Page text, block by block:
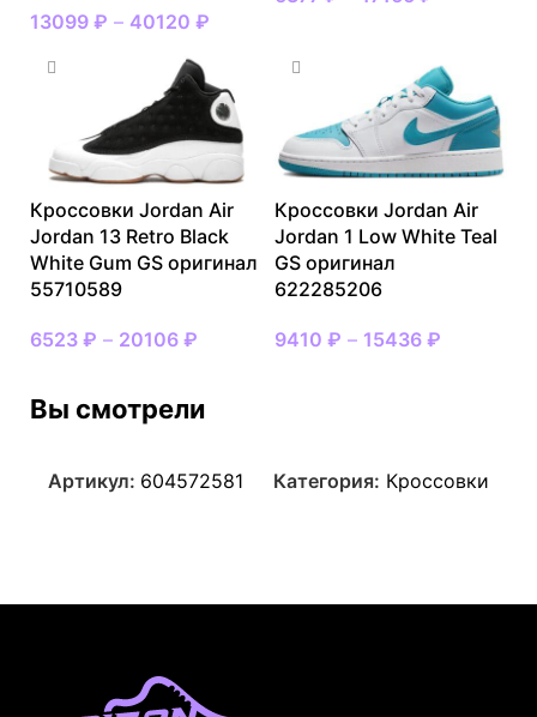
13099 ₽ – 40120 ₽
Кроссовки Jordan Air
Jordan 13 Retro Black
White Gum GS оригинал
55710589
6523 ₽ – 20106 ₽
Кроссовки Jordan Air
Jordan 1 Low White Teal
GS оригинал
622285206
9410 ₽ – 15436 ₽
Вы смотрели
Артикул: 604572581 Категория: Кроссовки